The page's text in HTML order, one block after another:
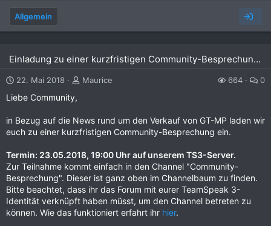
Allgemein
Einladung zu einer kurzfristigen Community-Besprechung | 23.05.2018, 19 Uhr
22. Mai 2018 Maurice 664 0
Liebe Community,
in Bezug auf die News rund um den Verkauf von GT-MP laden wir
euch zu einer kurzfristigen Community-Besprechung ein.
Termin: 23.05.2018, 19:00 Uhr auf unserem TS3-Server.
Zur Teilnahme kommt einfach in den Channel "Community-
Besprechung". Dieser ist ganz oben im Channelbaum zu finden.
Bitte beachtet, dass ihr das Forum mit eurer TeamSpeak 3-
Identität verknüpft haben müsst, um den Channel betreten zu
können. Wie das funktioniert erfahrt ihr hier.